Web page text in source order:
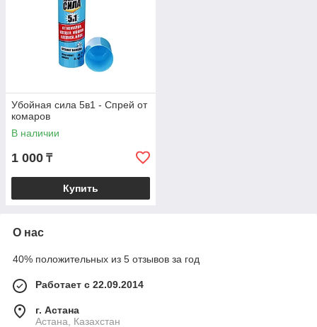
Убойная сила 5в1 - Спрей от
комаров
В наличии
1 000 ₸
Купить
О нас
40% положительных из 5 отзывов за год
Работает с 22.09.2014
г. Астана
Астана, Казахстан